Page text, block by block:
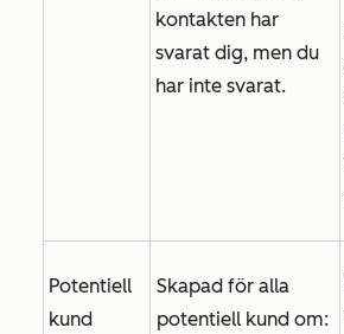
kontakten har
svarat dig, men du
har inte svarat.
Potentiell
kund
Skapad för alla
potentiell kund om: